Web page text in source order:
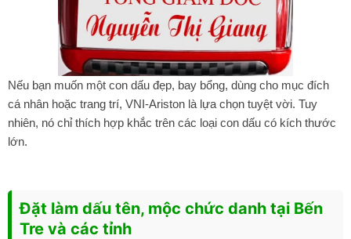
Nếu bạn muốn một con dấu đẹp, bay bổng, dùng cho mục đích
cá nhân hoặc trang trí, VNI-Ariston là lựa chọn tuyệt vời. Tuy
nhiên, nó chỉ thích hợp khắc trên các loại con dấu có kích thước
lớn.
Đặt làm dấu tên, mộc chức danh tại Bến
Tre và các tỉnh